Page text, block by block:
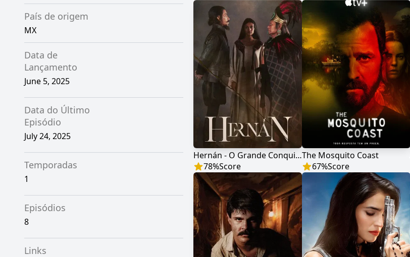
País de origem
MX
Data de
Lançamento
June 5, 2025
Data do Último
Episódio
July 24, 2025
Temporadas
1
Episódios
8
Links
Hernán - O Grande Conquistador Espanhol
78%Score
The Mosquito Coast
67%Score